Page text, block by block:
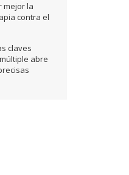
mejor la
contra el
claves
abre